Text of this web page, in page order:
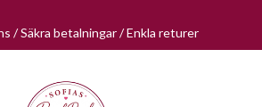
/ Säkra betalningar / Enkla returer